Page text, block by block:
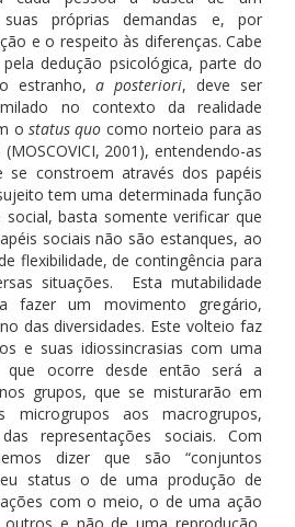
suas próprias demandas e, por
e o respeito às diferenças. Cabe
dedução psicológica, parte do
estranho,a posteriori, deve ser
no contexto da realidade
o status quo como norteio para as
2001), entendendo-as
se constroem através dos papéis
tem uma determinada função
basta somente verificar que
sociais não são estanques, ao
flexibilidade, de contingência para
situações. Esta mutabilidade
fazer um movimento gregário,
das diversidades. Este volteio faz
e suas idiossincrasias com uma
que ocorre desde então será a
grupos, que se misturarão em
microgrupos aos macrogrupos,
representações sociais. Com
dizer que são “conjuntos
status o de uma produção de
com o meio, o de uma ação